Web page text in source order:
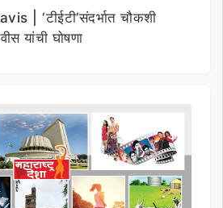
| ‘टीईटी’संदर्भात चौकशी
यांची घोषणा